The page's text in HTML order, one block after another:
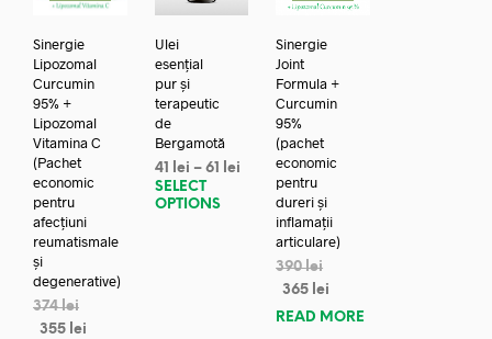
Sinergie
Lipozomal
Curcumin
95% +
Lipozomal
Vitamina C
(Pachet
economic
pentru
afecțiuni
reumatismale
și
degenerative)
374lei
355 lei
Ulei
esențial
pur și
terapeutic
de
Bergamotă
41 lei – 61
lei
SELECT
OPTIONS
Sinergie
Joint
Formula +
Curcumin
95%
(pachet
economic
pentru
dureri și
inflamații
articulare)
390lei
365 lei
READ MORE